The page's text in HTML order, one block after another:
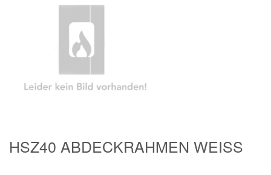
HSZ40 ABDECKRAHMEN WEISS